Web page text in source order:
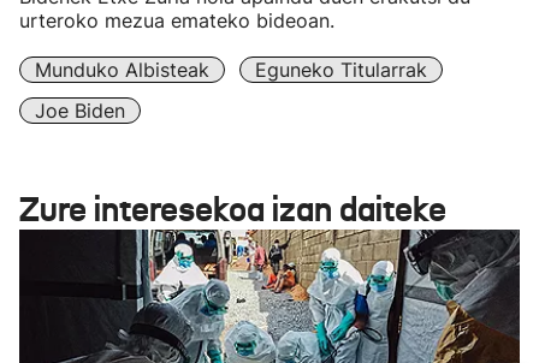
urteroko mezua emateko bideoan.
Munduko Albisteak
Eguneko Titularrak
Joe Biden
Zure interesekoa izan daiteke